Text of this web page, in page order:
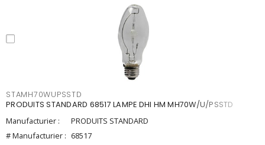
STAMH70WUPSSTD
PRODUITS STANDARD 68517 LAMPE DHI HM MH70W/U/PSSTD
Manufacturier :
PRODUITS STANDARD
# Manufacturier : 68517